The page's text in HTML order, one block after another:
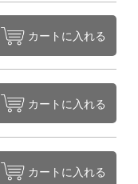
カートに入れる
カートに入れる
カートに入れる